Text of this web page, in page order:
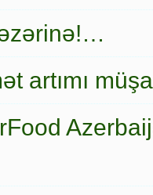
artımı